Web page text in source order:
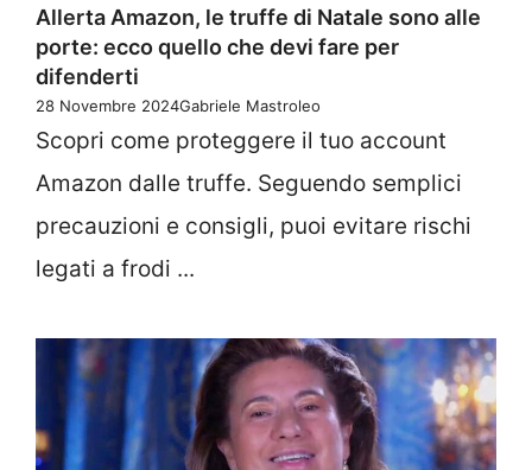
Allerta Amazon, le truffe di Natale sono alle
porte: ecco quello che devi fare per
difenderti
28 Novembre 2024Gabriele Mastroleo
Scopri come proteggere il tuo account
Amazon dalle truffe. Seguendo semplici
precauzioni e consigli, puoi evitare rischi
legati a frodi ...